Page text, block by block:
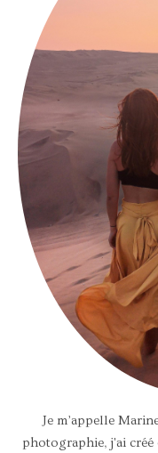
Je m’appelle
photographie, j'ai